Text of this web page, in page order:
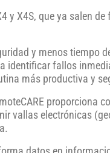
y X4S, que ya salen
y menos tiempo
identificar fallos
más productiva y
proporciona
vallas electrónicas